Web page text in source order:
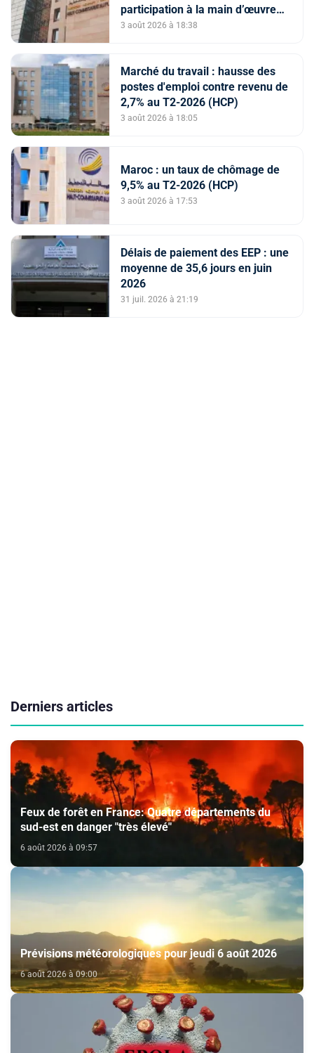
participation à la main d’œuvre
supérieurs à la moyenne
3 août 2026 à 18:38
Marché du travail : hausse des
postes d'emploi contre revenu de
2,7% au T2-2026 (HCP)
3 août 2026 à 18:05
Maroc : un taux de chômage de
9,5% au T2-2026 (HCP)
3 août 2026 à 17:53
Délais de paiement des EEP : une
moyenne de 35,6 jours en juin
2026
31 juil. 2026 à 21:19
Derniers articles
Feux de forêt en France: Quatre départements du
sud-est en danger "très élevé"
6 août 2026 à 09:57
Prévisions météorologiques pour jeudi 6 août 2026
6 août 2026 à 09:00